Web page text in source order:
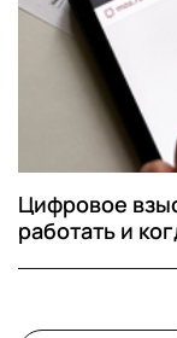
Цифровое
работать и